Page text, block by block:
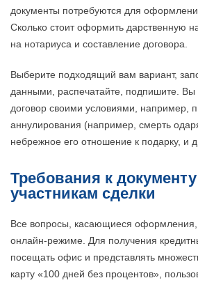
документы потребуются для
Сколько стоит оформить дарственную
на нотариуса и составление договора.
Выберите подходящий вам вариант,
данными, распечатайте, подпишите. Вы
договор своими условиями, например,
аннулирования (например, смерть
небрежное его отношение к подарку, и
Требования к
участникам сделки
Все вопросы, касающиеся
онлайн-режиме. Для получения
посещать офис и представлять
карту «100 дней без процентов»,